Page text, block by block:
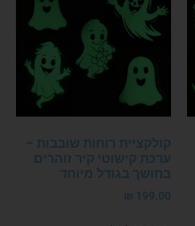
קולקציית רוחות שובבות –
ערכת קישוטי קיר זוהרים
בחושך בגודל מיוחד
199.00
₪